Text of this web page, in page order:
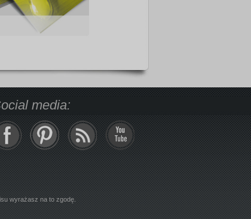
media:
wyrażasz na to zgodę.